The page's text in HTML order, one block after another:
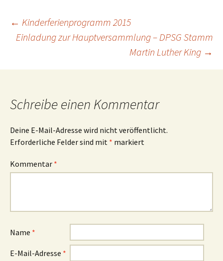
Beitragsnavigation
← Kinderferienprogramm 2015
Einladung zur Hauptversammlung – DPSG Stamm
Martin Luther King →
Schreibe einen Kommentar
Deine E-Mail-Adresse wird nicht veröffentlicht.
Erforderliche Felder sind mit * markiert
Kommentar *
Name *
E-Mail-Adresse *